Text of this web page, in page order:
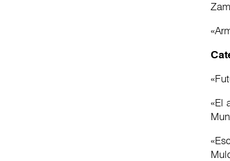
«El